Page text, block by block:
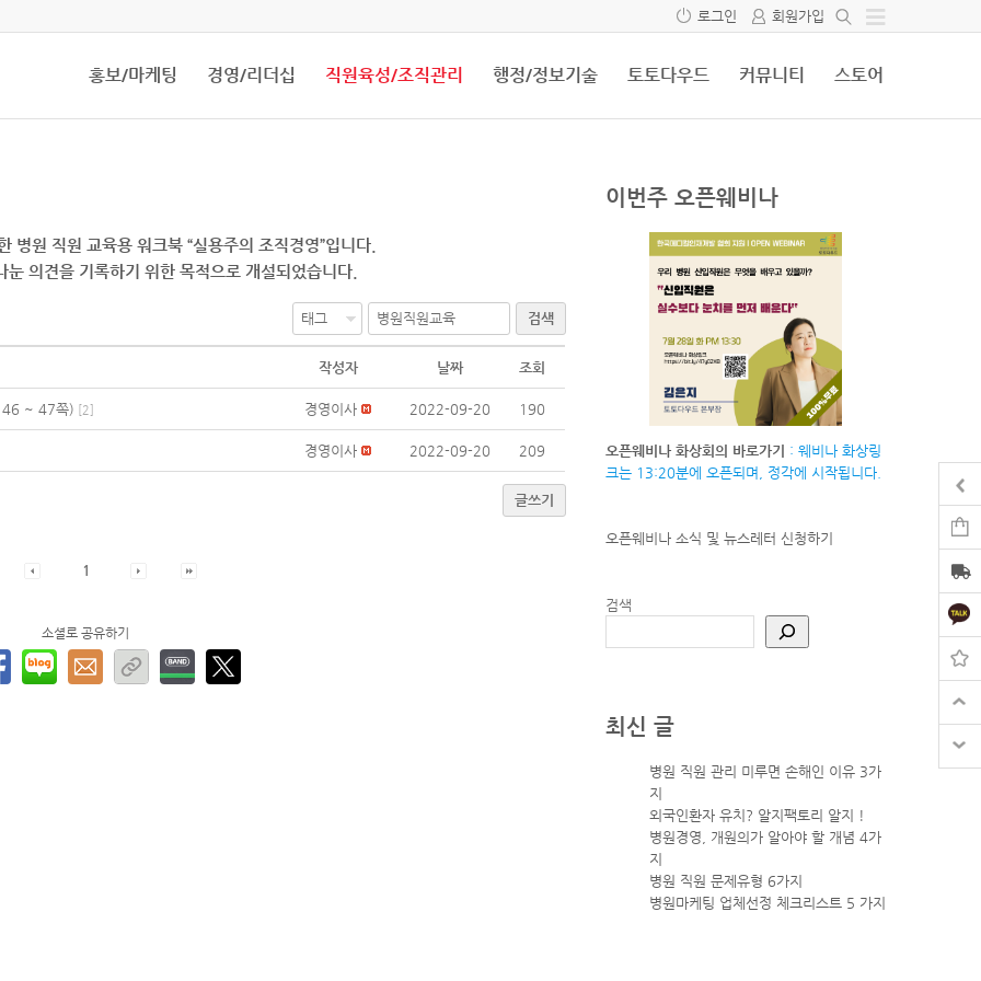
로그인 회원가입
홍보/마케팅 경영/리더십 직원육성/조직관리 행정/정보기술 토토다우드 커뮤니티 스토어
병원 직원 교육용 워크북 “실용주의 조직경영”입니다.
의견을 기록하기 위한 목적으로 개설되었습니다.
검색
작성자 날짜 조회
46 ~ 47쪽) [2] 경영이사 2022-09-20 190
경영이사 2022-09-20 209
글쓰기
1
소셜로 공유하기
이번주 오픈웨비나
오픈웨비나 화상회의 바로가기
: 웨비나 화상링
크는 13:20분에 오픈되며, 정각에 시작됩니다.
오픈웨비나 소식 및 뉴스레터 신청하기
검색
최신 글
병원 직원 관리 미루면 손해인 이유 3가
지
외국인환자 유치? 알지팩토리 알지 !
병원경영, 개원의가 알아야 할 개념 4가
지
병원 직원 문제유형 6가지
병원마케팅 업체선정 체크리스트 5 가지